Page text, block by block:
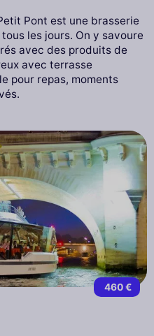
Pont est une brasserie
les jours. On y savoure
avec des produits de
avec terrasse
pour repas, moments
460 €